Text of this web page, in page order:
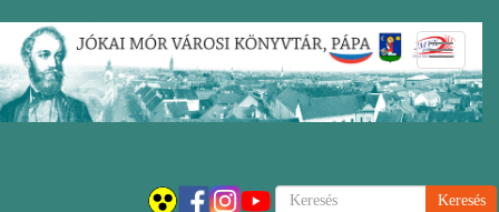
Ugrás
tartalomra
Keresés